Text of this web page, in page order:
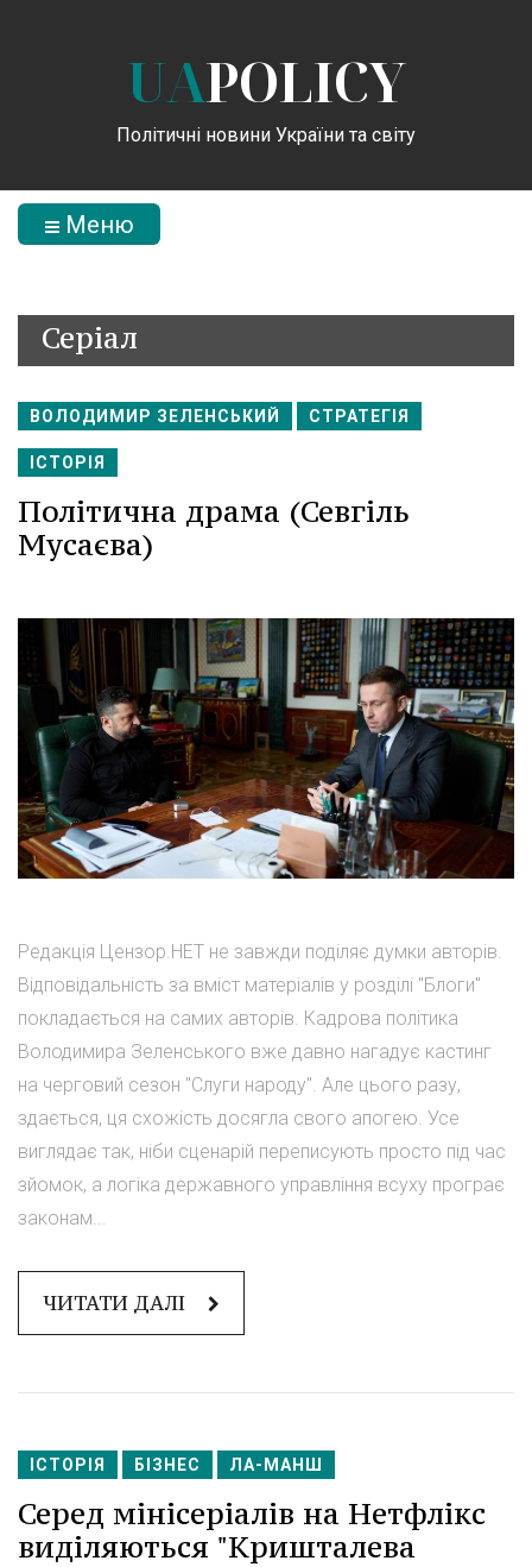
UAPOLICY
Політичні новини України та світу
Меню
Серіал
ВОЛОДИМИР ЗЕЛЕНСЬКИЙ СТРАТЕГІЯ
ІСТОРІЯ
Політична драма (Севгіль
Мусаєва)
Редакція Цензор.НЕТ не завжди поділяє думки авторів.
Відповідальність за вміст матеріалів у розділі "Блоги"
покладається на самих авторів. Кадрова політика
Володимира Зеленського вже давно нагадує кастинг
на черговий сезон "Слуги народу". Але цього разу,
здається, ця схожість досягла свого апогею. Усе
виглядає так, ніби сценарій переписують просто під час
зйомок, а логіка державного управління всуху програє
законам...
ЧИТАТИ ДАЛІ
ІСТОРІЯ БІЗНЕС ЛА-МАНШ
Серед мінісеріалів на Нетфлікс
виділяються "Кришталева